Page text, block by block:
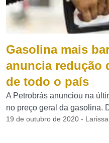
Gasolina mais
anuncia redução
de todo o país
A Petrobrás anunciou na
no preço geral da gasolina.
19 de outubro de 2020 -